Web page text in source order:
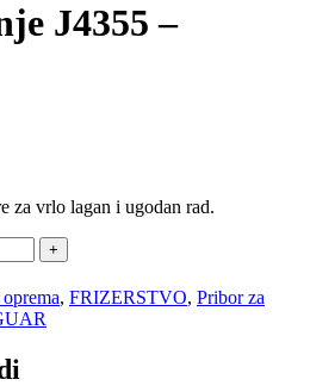
J4355 –
za vrlo lagan i ugodan rad.
, FRIZERSTVO, Pribor za